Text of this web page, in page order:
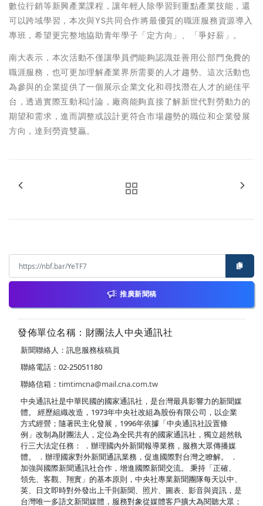
數位行銷等新興產業課程，讓年輕人除學習到重點產業技能，還
可以跨域學習，本次與YS共同合作將最優質的職涯服務資源導入
專班，希望更完整地協助青年學子「定方向」、「爭好薪」。
南大表示，本次活動不僅讓學員們能夠認識並善用公部門免費的
職涯服務，也可更加理解產業界所需要的人才趨勢。這次活動也
為參與的企業提供了一個展示企業文化和尋找潛在人才的絕佳平
台，透過實際互動和討論，廠商能夠直接了解新世代對勞動力的
期望和需求，進而調整或設計更符合市場趨勢的職位和企業發展
方向，達到勞資雙贏。
推廣新聞稿
發佈單位名稱：財團法人中央通訊社
新聞聯絡人：訊息服務核稿員
聯絡電話：02-25051180
聯絡信箱： timtimcna@mail.cna.com.tw
中央通訊社是中華民國的國家通訊社，是台灣最具影響力的新聞媒
體。 經歷組織改造，1973年中央社改組為股份有限公司，以企業
方式經營；隨著民主化發展，1996年依據「中央通訊社設置條
例」改制為財團法人，定位為全民共有的國家通訊社，獨立超然執
行三大法定任務： ．辦理國內外新聞報導業務，服務大眾傳播媒
體。 ．辦理國家對外新聞通訊業務，促進國際對台灣之瞭解。 ．
加強與國際新聞通訊社合作，增進國際新聞交流。 秉持「正確、
領先、客觀、翔實」的基本原則，中央社專業新聞團隊每天以中、
英、日文即時對外發出上千則新聞、照片、圖表、影音與資訊，是
台灣唯一多語文新聞媒體，服務對象從媒體客戶擴大為閱聽大眾；